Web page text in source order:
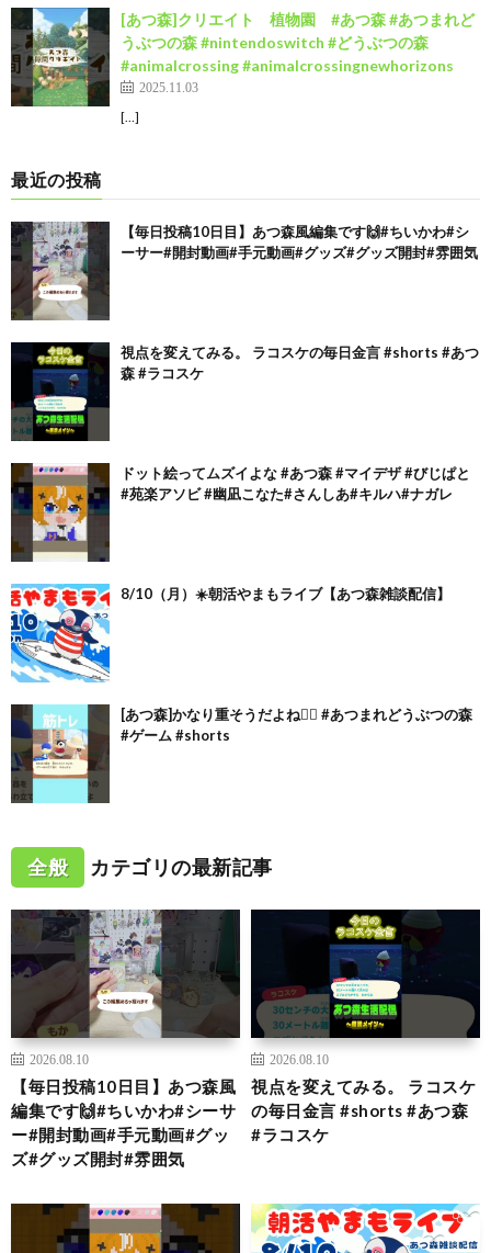
[あつ森]クリエイト 植物園 #あつ森 #あつまれど
うぶつの森 #nintendoswitch #どうぶつの森
#animalcrossing #animalcrossingnewhorizons
2025.11.03
[…]
最近の投稿
【毎日投稿10日目】あつ森風編集です🙌#ちいかわ#シ
ーサー#開封動画#手元動画#グッズ#グッズ開封#雰囲気
視点を変えてみる。 ラコスケの毎日金言 #shorts #あつ
森 #ラコスケ
ドット絵ってムズイよな #あつ森 #マイデザ #びじぱと
#苑楽アソビ #幽凪こなた#さんしあ#キルハ#ナガレ
8/10（月）☀️朝活やまもライブ【あつ森雑談配信】
[あつ森]かなり重そうだよね🏋🏻 #あつまれどうぶつの森
#ゲーム #shorts
全般 カテゴリの最新記事
2026.08.10
【毎日投稿10日目】あつ森風
編集です🙌#ちいかわ#シーサ
ー#開封動画#手元動画#グッ
ズ#グッズ開封#雰囲気
2026.08.10
視点を変えてみる。 ラコスケ
の毎日金言 #shorts #あつ森
#ラコスケ